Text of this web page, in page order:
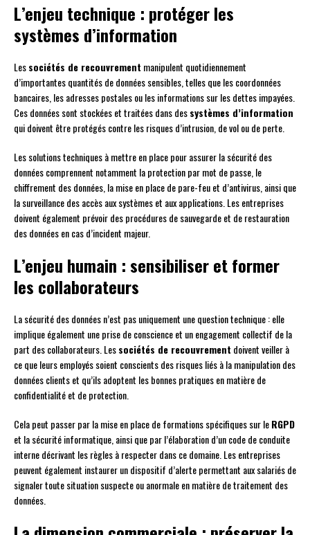
L’enjeu technique : protéger les
systèmes d’information
Lessociétés de recouvrement manipulent quotidiennement
d’importantes quantités de données sensibles, telles que les coordonnées
bancaires, les adresses postales ou les informations sur les dettes impayées.
Ces données sont stockées et traitées dans dessystèmes d’information
qui doivent être protégés contre les risques d’intrusion, de vol ou de perte.
Les solutions techniques à mettre en place pour assurer la sécurité des
données comprennent notamment la protection par mot de passe, le
chiffrement des données, la mise en place de pare-feu et d’antivirus, ainsi que
la surveillance des accès aux systèmes et aux applications. Les entreprises
doivent également prévoir des procédures de sauvegarde et de restauration
des données en cas d’incident majeur.
L’enjeu humain : sensibiliser et former
les collaborateurs
La sécurité des données n’est pas uniquement une question technique : elle
implique également une prise de conscience et un engagement collectif de la
part des collaborateurs. Lessociétés de recouvrement doivent veiller à
ce que leurs employés soient conscients des risques liés à la manipulation des
données clients et qu’ils adoptent les bonnes pratiques en matière de
confidentialité et de protection.
Cela peut passer par la mise en place de formations spécifiques sur leRGPD
et la sécurité informatique, ainsi que par l’élaboration d’un code de conduite
interne décrivant les règles à respecter dans ce domaine. Les entreprises
peuvent également instaurer un dispositif d’alerte permettant aux salariés de
signaler toute situation suspecte ou anormale en matière de traitement des
données.